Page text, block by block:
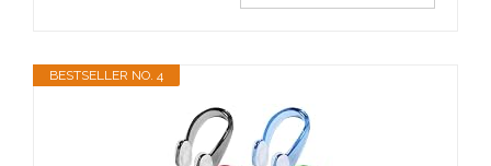
BESTSELLER NO. 4